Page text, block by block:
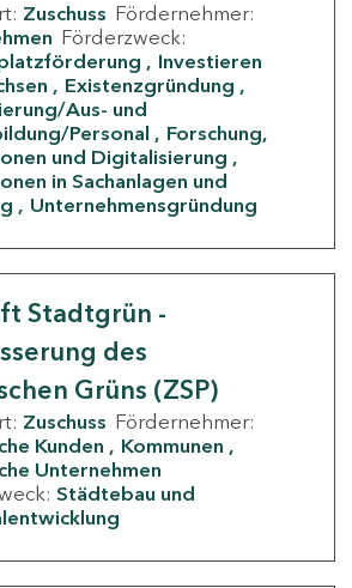
Zuschuss Fördernehmer:
Förderzweck:
Investieren
Existenzgründung
Aus- und
Personal
Forschung,
und Digitalisierung
in Sachanlagen und
Unternehmensgründung
Stadtgrün -
des
Grüns (ZSP)
Zuschuss Fördernehmer:
Kunden
Kommunen
Unternehmen
Städtebau und